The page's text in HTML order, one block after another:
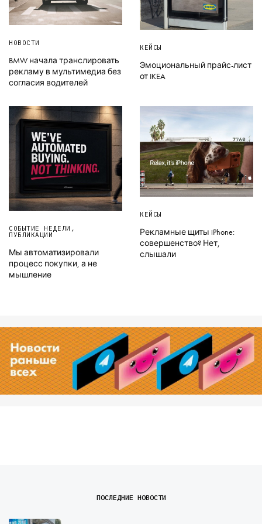
НОВОСТИ
BMW начала транслировать
рекламу в мультимедиа без
согласия водителей
КЕЙСЫ
Эмоциональный прайс-лист
от IKEA
СОБЫТИЕ НЕДЕЛИ ,
ПУБЛИКАЦИИ
Мы автоматизировали
процесс покупки, а не
мышление
КЕЙСЫ
Рекламные щиты iPhone:
совершенство? Нет,
слышали
ПОСЛЕДНИЕ НОВОСТИ